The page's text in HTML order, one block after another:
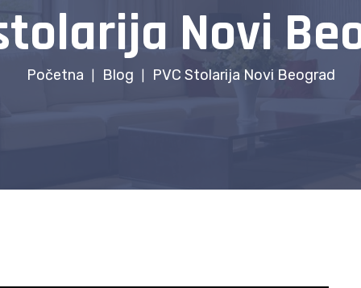
Novi
Početna Blog PVC Stolarija Novi Beograd